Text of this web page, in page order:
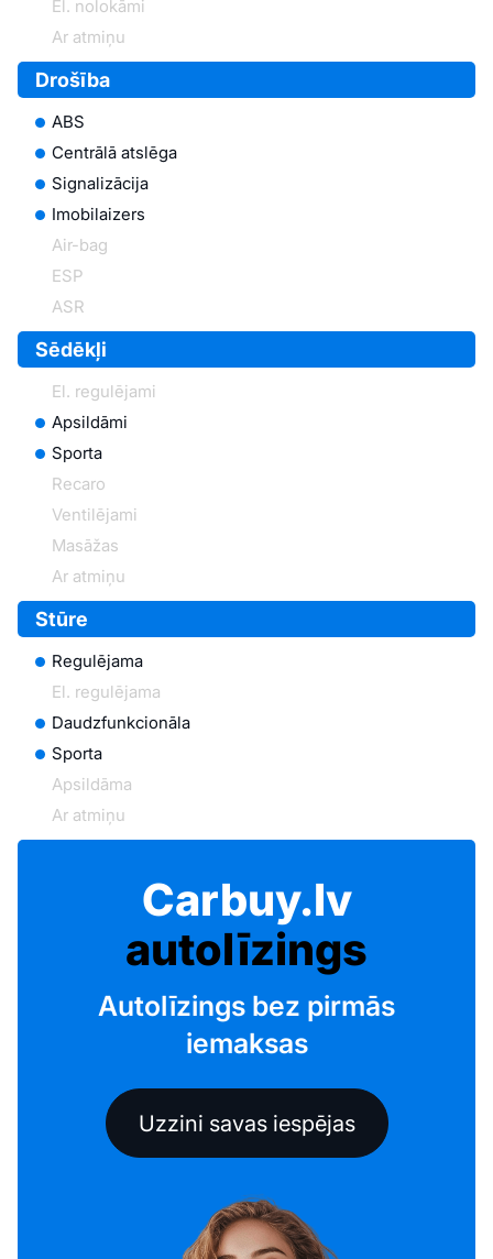
El. nolokāmi
Ar atmiņu
Drošība
ABS
Centrālā atslēga
Signalizācija
Imobilaizers
Air-bag
ESP
ASR
Sēdēkļi
El. regulējami
Apsildāmi
Sporta
Recaro
Ventilējami
Masāžas
Ar atmiņu
Stūre
Regulējama
El. regulējama
Daudzfunkcionāla
Sporta
Apsildāma
Ar atmiņu
Carbuy.lv
autolīzings
Autolīzings bez pirmās
iemaksas
Uzzini savas iespējas